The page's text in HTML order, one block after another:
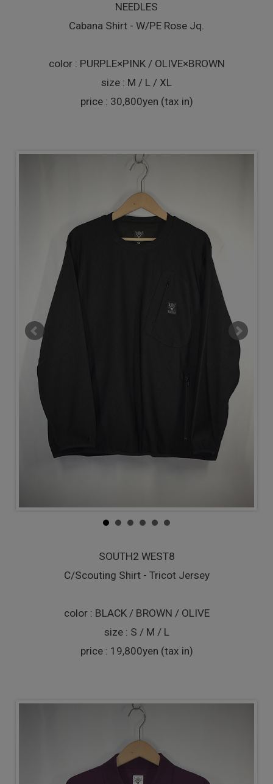
NEEDLES
Cabana Shirt - W/PE Rose Jq.
color : PURPLE×PINK / OLIVE×BROWN
size : M / L / XL
price : 30,800yen (tax in)
SOUTH2 WEST8
C/Scouting Shirt - Tricot Jersey
color : BLACK / BROWN / OLIVE
size : S / M / L
price : 19,800yen (tax in)